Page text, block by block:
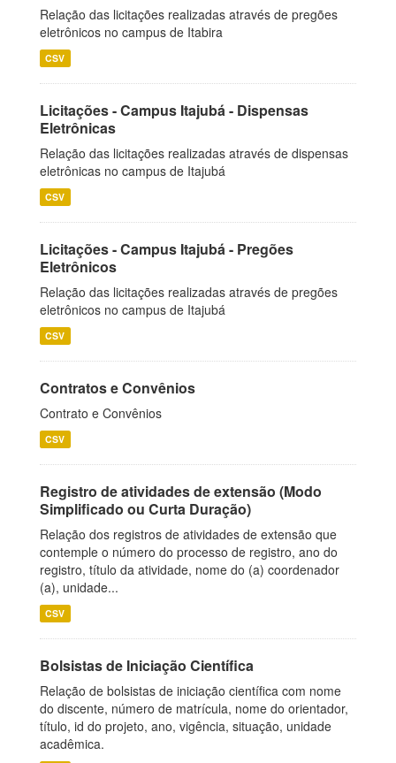
Relação das licitações realizadas através de pregões
eletrônicos no campus de Itabira
CSV
Licitações - Campus Itajubá - Dispensas
Eletrônicas
Relação das licitações realizadas através de dispensas
eletrônicas no campus de Itajubá
CSV
Licitações - Campus Itajubá - Pregões
Eletrônicos
Relação das licitações realizadas através de pregões
eletrônicos no campus de Itajubá
CSV
Contratos e Convênios
Contrato e Convênios
CSV
Registro de atividades de extensão (Modo
Simplificado ou Curta Duração)
Relação dos registros de atividades de extensão que
contemple o número do processo de registro, ano do
registro, título da atividade, nome do (a) coordenador
(a), unidade...
CSV
Bolsistas de Iniciação Científica
Relação de bolsistas de iniciação científica com nome
do discente, número de matrícula, nome do orientador,
título, id do projeto, ano, vigência, situação, unidade
acadêmica.